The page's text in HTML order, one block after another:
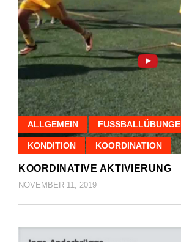
ALLGEMEIN FUSSBALLÜBUNGEN
KONDITION KOORDINATION
KOORDINATIVE AKTIVIERUNG
NOVEMBER 11, 2019